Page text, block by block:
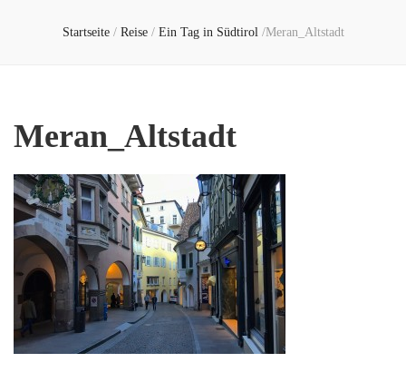
Startseite / Reise / Ein Tag in Südtirol /Meran_Altstadt
Meran_Altstadt